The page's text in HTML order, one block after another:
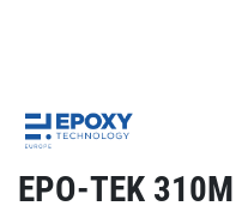
EPO-TEK 310M